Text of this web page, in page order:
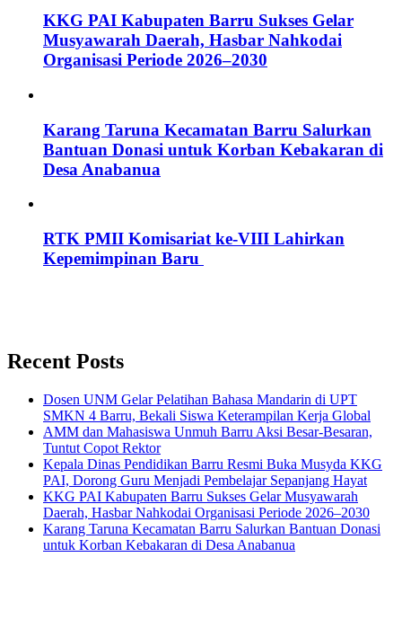
KKG PAI Kabupaten Barru Sukses Gelar
Musyawarah Daerah, Hasbar Nahkodai
Organisasi Periode 2026–2030
Karang Taruna Kecamatan Barru Salurkan
Bantuan Donasi untuk Korban Kebakaran di
Desa Anabanua
RTK PMII Komisariat ke-VIII Lahirkan
Kepemimpinan Baru
Recent Posts
Dosen UNM Gelar Pelatihan Bahasa Mandarin di UPT
SMKN 4 Barru, Bekali Siswa Keterampilan Kerja Global
AMM dan Mahasiswa Unmuh Barru Aksi Besar-Besaran,
Tuntut Copot Rektor
Kepala Dinas Pendidikan Barru Resmi Buka Musyda KKG
PAI, Dorong Guru Menjadi Pembelajar Sepanjang Hayat
KKG PAI Kabupaten Barru Sukses Gelar Musyawarah
Daerah, Hasbar Nahkodai Organisasi Periode 2026–2030
Karang Taruna Kecamatan Barru Salurkan Bantuan Donasi
untuk Korban Kebakaran di Desa Anabanua